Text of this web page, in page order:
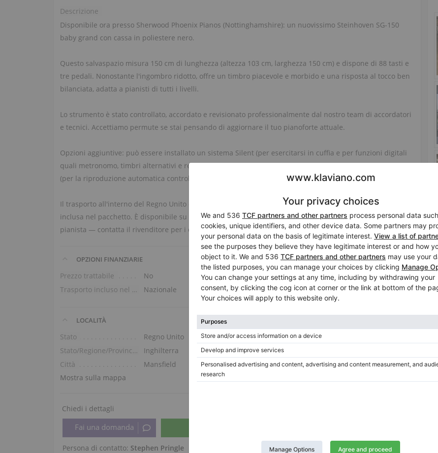
Descrizione
Disponibile ora presso Sherwood Phoenix Pianos (Nottinghamshire): un nuovissimo Steinhoven SG-150
baby grand con cassa in poliestere nero.
Questo salvaspazio misura 150 cm di lunghezza (altezza 103 cm, larghezza 150 cm) e dispone di 88 tasti e
tre pedali. Nonostante l'ingombro ridotto, offre un timbro piacevole e morbido e una risposta al tocco ben
bilanciata, adatta a pianisti di tutti i livelli.
Lo strumento è stato controllato, accordato e revisionato professionalmente dal nostro team di accordatori
e tecnici. Accettiamo permute se stai pensando di aggiornare il tuo pianoforte attuale.
Opzioni aggiuntive: può essere installato un sistema Silent (per esercitarsi in cuffia e per funzioni digitali
quali metronomo, timbri alternativi e registrazione) con un costo aggiuntivo di £1,800. Un sistema Player
(per la riproduzione automatica controllabile da iPad) è disponibile con un costo aggiuntivo di £8,000.
Il trasporto all'interno del Regno Unito è incluso e il pianoforte viene fornito con accordatura in loco
inclusa nel pacchetto. È disponibile su richiesta un video di questo stesso strumento eseguito dal nostro
pianista — contatta il rivenditore per i dettagli e per organizzare una prova.
OPZIONI FINANZIARIE
Prezzo trattabile No Accordatura inclusa nel prezzo
Sì
Trasporto incluso nel prezzo (piano terra)
Nazionale
LOCALITÀ
Stato
Regno Unito
Stato/Regione/Provincia
Inghilterra
Città
Mansfield
Mostra sulla mappa
Chiedi i dettagli
Persona di contatto: Stephen Pringle